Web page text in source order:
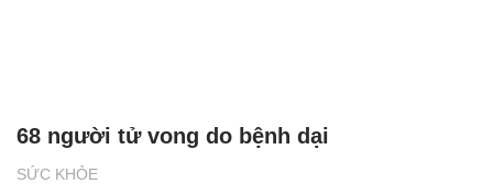
SỨC KHỎE
68 người tử vong do bệnh dại